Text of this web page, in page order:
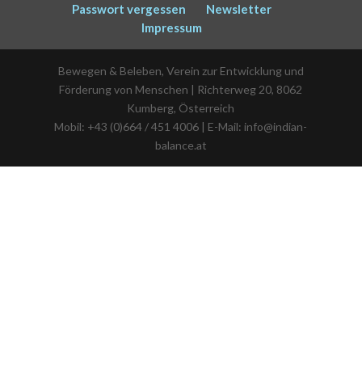
Passwort vergessen
Newsletter
Impressum
Bewegen & Beleben, Verein zur Entwicklung und
Förderung von Menschen | Richterweg 20, 8062
Kumberg, Österreich
Mobil: +43 (0)664 / 451 4006 | E-Mail: info@indian-
balance.at